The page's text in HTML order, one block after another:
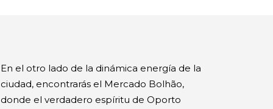
En el otro lado de la dinámica energía de la
ciudad, encontrarás el Mercado Bolhão,
donde el verdadero espíritu de Oporto